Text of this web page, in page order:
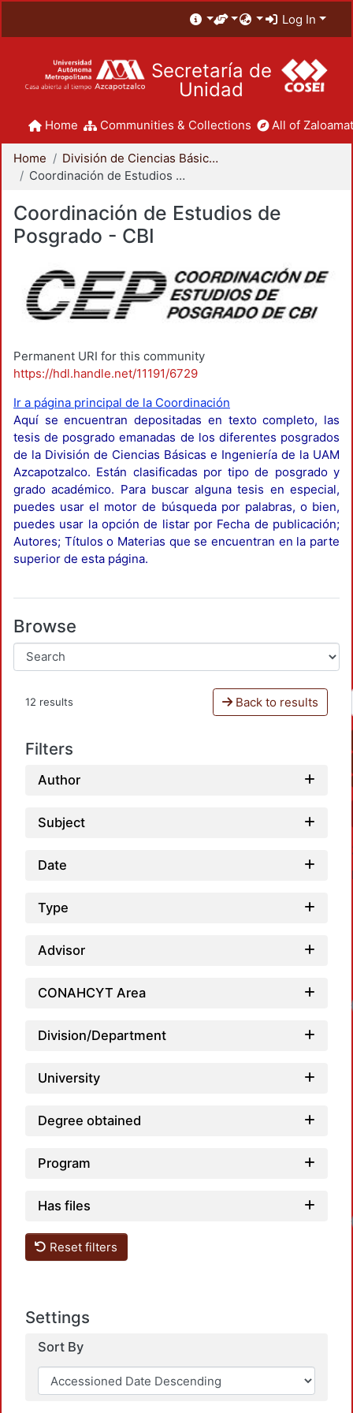
Log In
Secretaría de
Unidad
Home Communities & Collections All of
Home
División de Ciencias Básicas e Ingeniería
Coordinación de Estudios de Posgrado - CBI
Coordinación de Estudios de
Posgrado - CBI
Permanent URI for this community
https://hdl.handle.net/11191/6729
Ir a página principal de la Coordinación
Aquí se encuentran depositadas en texto completo, las
tesis de posgrado emanadas de los diferentes posgrados
de la División de Ciencias Básicas e Ingeniería de la UAM
Azcapotzalco. Están clasificadas por tipo de posgrado y
grado académico. Para buscar alguna tesis en especial,
puedes usar el motor de búsqueda por palabras, o bien,
puedes usar la opción de listar por Fecha de publicación;
Autores; Títulos o Materias que se encuentran en la parte
superior de esta página.
Browse
12 results Back to results
Filters
Author
Subject
Date
Type
Advisor
CONAHCYT Area
Division/Department
University
Degree obtained
Program
Has files
Reset filters
Settings
Sort By